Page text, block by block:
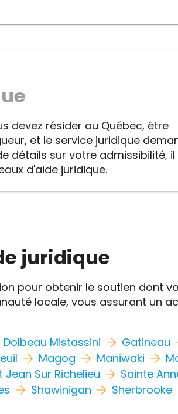
devez résider au Québec, être
et le service juridique
détails sur votre admissibilité, il
d'aide juridique.
juridique
pour obtenir le soutien dont
locale, vous assurant un
Dolbeau Mistassini Gatineau
Magog Maniwaki
Jean Sur Richelieu
Sainte
Shawinigan Sherbrooke